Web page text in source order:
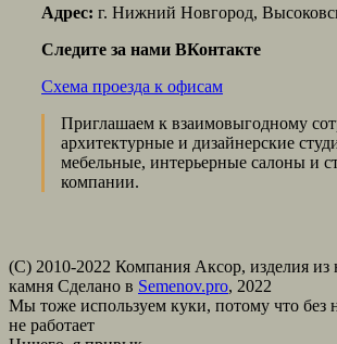
Адрес: г. Нижний Новгород,
Следите за нами ВКонтакте
Схема проезда к офисам
Приглашаем к взаимовыгодному
архитектурные и дизайнерские
мебельные, интерьерные салоны и
компании.
(С) 2010-2022 Компания Аксор, изделия из
камня Сделано в Semenov.pro, 2022
Мы тоже используем куки, потому что без
не работает